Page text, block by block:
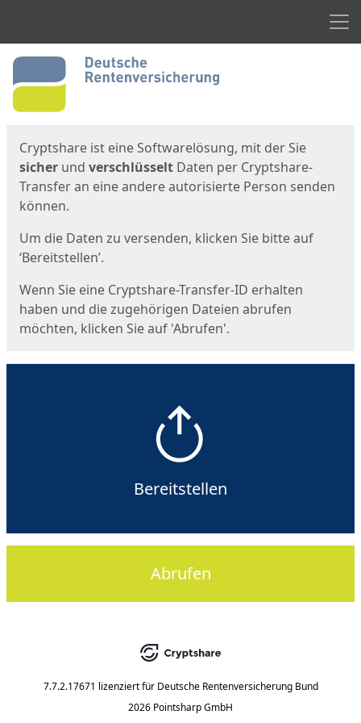
Start
Cryptshare ist eine Softwarelösung, mit der Sie
sicher und verschlüsselt Daten per Cryptshare-
Transfer an eine andere autorisierte Person senden
können.
Um die Daten zu versenden, klicken Sie bitte auf
‘Bereitstellen’.
Wenn Sie eine Cryptshare-Transfer-ID erhalten
haben und die zugehörigen Dateien abrufen
möchten, klicken Sie auf 'Abrufen'.
Bereitstellen
Abrufen
7.7.2.17671 lizenziert für Deutsche Rentenversicherung Bund
2026 Pointsharp GmbH